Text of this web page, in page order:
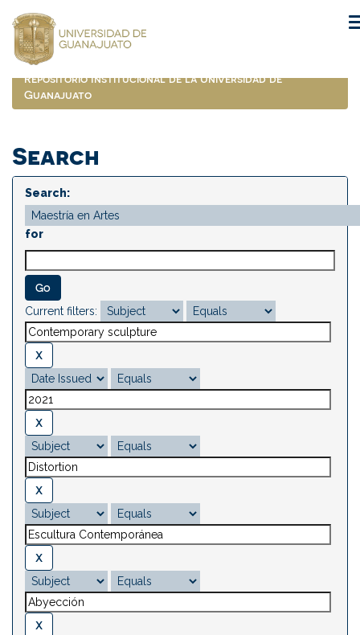
navigation
Repositorio Institucional de la Universidad de
Guanajuato
Search
Search:
for
Current filters: